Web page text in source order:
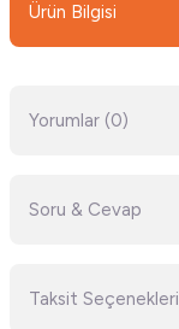
Ürün Bilgisi
Yorumlar (0)
Soru & Cevap
Taksit Seçenekleri